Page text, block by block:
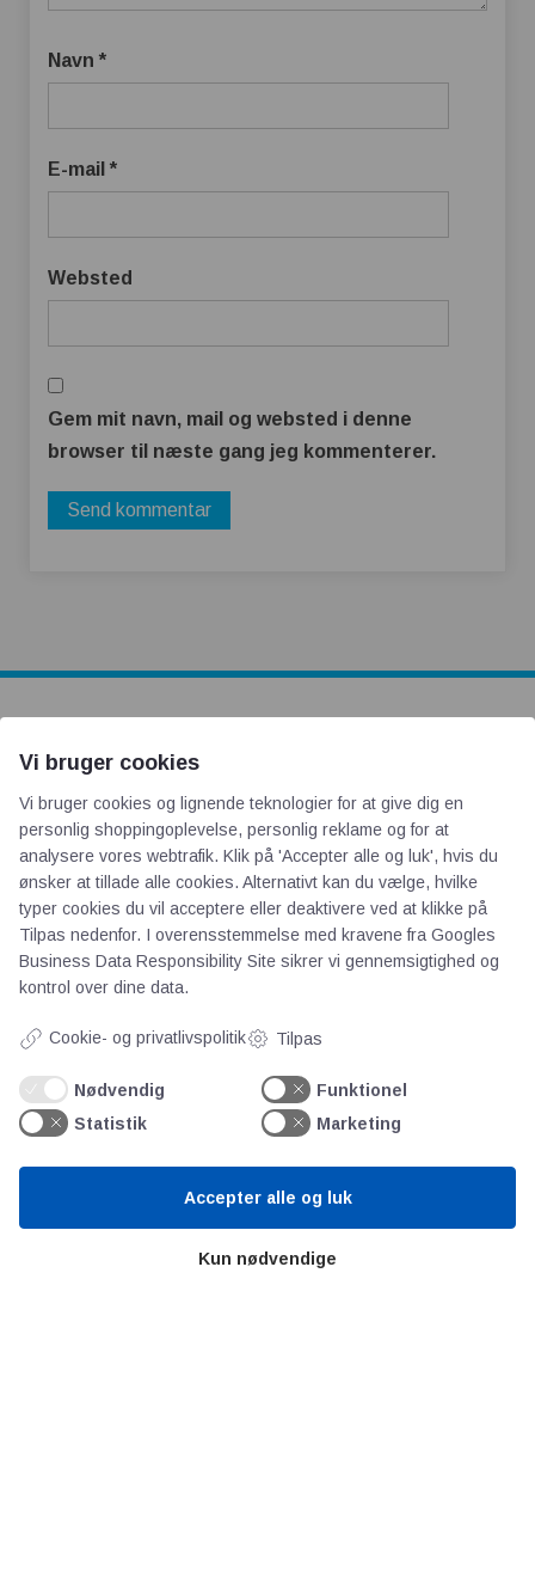
Navn *
E-mail *
Websted
Gem mit navn, mail og websted i denne
browser til næste gang jeg kommenterer.
AOT
Om os
Priser
Kontakt
Persondata
Videncentre
Teknologisk Institut
Bitva
Videncentre
Vi bruger cookies
Vi bruger cookies og lignende teknologier for at give dig en
personlig shoppingoplevelse, personlig reklame og for at
analysere vores webtrafik. Klik på 'Accepter alle og luk', hvis du
ønsker at tillade alle cookies. Alternativt kan du vælge, hvilke
typer cookies du vil acceptere eller deaktivere ved at klikke på
Tilpas nedenfor. I overensstemmelse med kravene fra Googles
Business Data Responsibility Site sikrer vi gennemsigtighed og
kontrol over dine data.
Cookie- og privatlivspolitik Tilpas
Nødvendig
Funktionel
Statistik
Marketing
Kun nødvendige
Accepter alle og luk